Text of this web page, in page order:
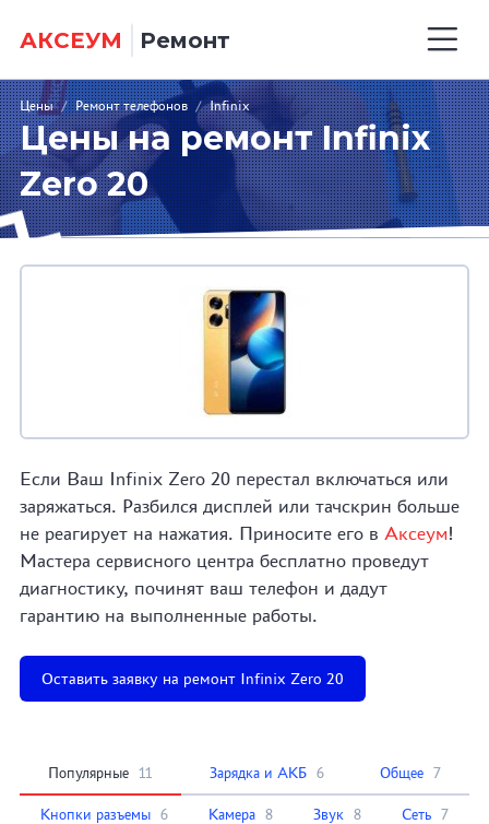
АКСЕУМ Ремонт
Цены / Ремонт телефонов / Infinix
Цены на ремонт Infinix
Zero 20
Если Ваш Infinix Zero 20 перестал включаться или
заряжаться. Разбился дисплей или тачскрин больше
не реагирует на нажатия. Приносите его в Аксеум!
Мастера сервисного центра бесплатно проведут
диагностику, починят ваш телефон и дадут
гарантию на выполненные работы.
Оставить заявку на ремонт Infinix Zero 20
Популярные 11 Зарядка и АКБ 6 Общее 7
Кнопки разъемы 6 Камера 8 Звук 8 Сеть 7